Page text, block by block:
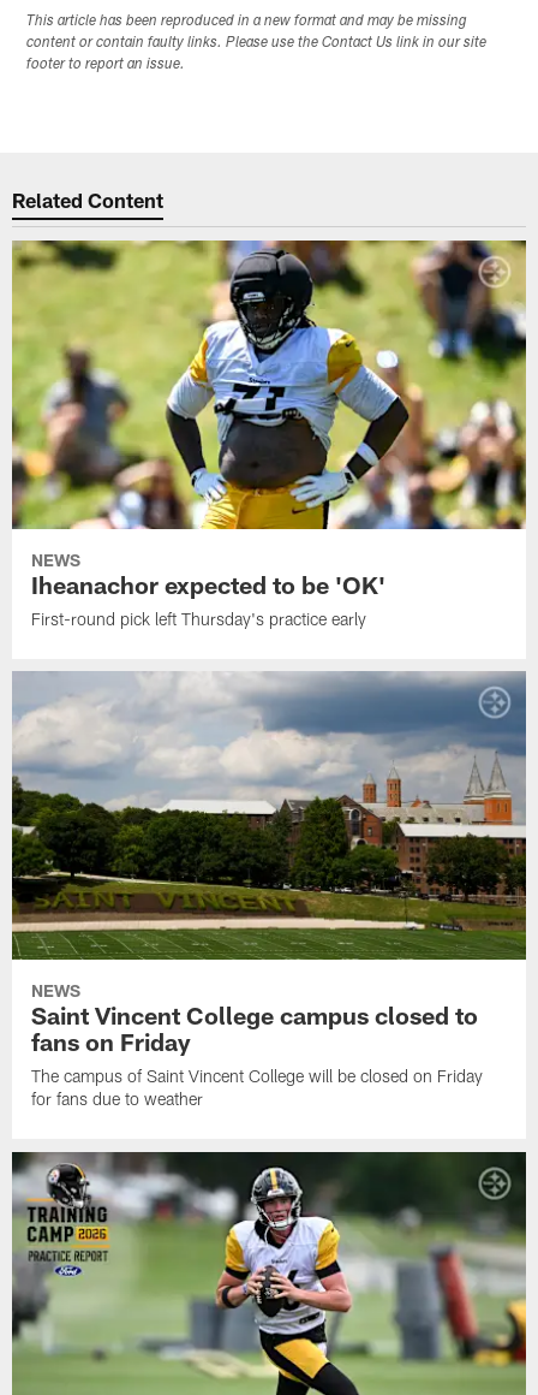
This article has been reproduced in a new format and may be missing
content or contain faulty links. Please use the Contact Us link in our site
footer to report an issue.
Related Content
NEWS
Iheanachor expected to be 'OK'
First-round pick left Thursday's practice early
NEWS
Saint Vincent College campus closed to
fans on Friday
The campus of Saint Vincent College will be closed on Friday
for fans due to weather